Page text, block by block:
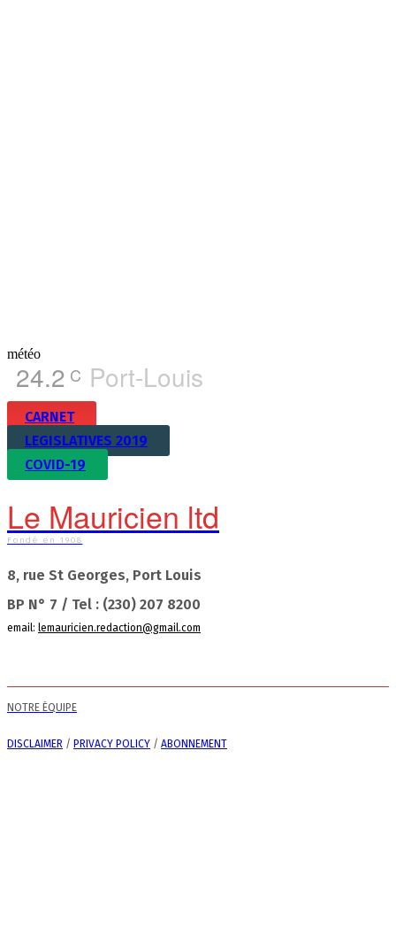
météo
24.2 C Port-Louis
CARNET
LEGISLATIVES 2019
COVID-19
Le Mauricien ltd
Fondé en 1908
8, rue St Georges, Port Louis
BP N° 7 / Tel : (230) 207 8200
email: lemauricien.redaction@gmail.com
NOTRE ÉQUIPE
DISCLAIMER / PRIVACY POLICY / ABONNEMENT